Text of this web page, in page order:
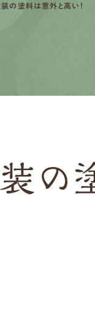
の塗料は意外と高い！
の